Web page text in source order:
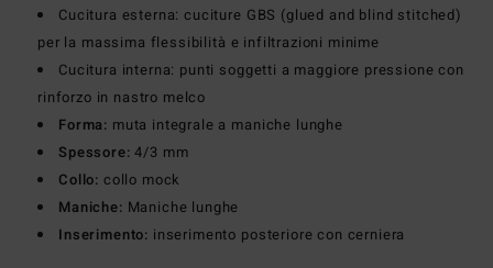
Cucitura esterna: cuciture GBS (glued and blind stitched)
per la massima flessibilità e infiltrazioni minime
Cucitura interna: punti soggetti a maggiore pressione con
rinforzo in nastro melco
Forma: muta integrale a maniche lunghe
Spessore: 4/3 mm
Collo: collo mock
Maniche: Maniche lunghe
Inserimento: inserimento posteriore con cerniera